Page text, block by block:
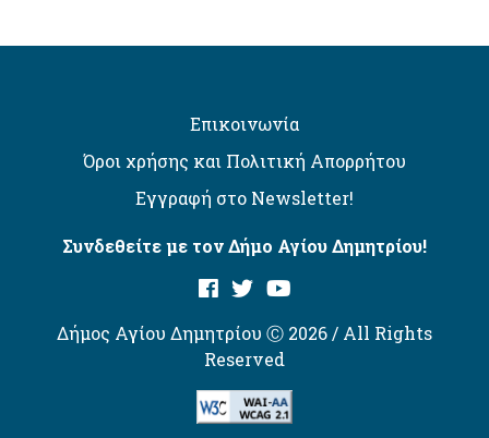
Επικοινωνία
Όροι χρήσης και Πολιτική Απορρήτου
Εγγραφή στο Newsletter!
Συνδεθείτε με τον Δήμο Αγίου Δημητρίου!
Δήμος Αγίου Δημητρίου Ⓒ 2026 / All Rights
Reserved